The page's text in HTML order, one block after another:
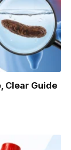
Clear Guide